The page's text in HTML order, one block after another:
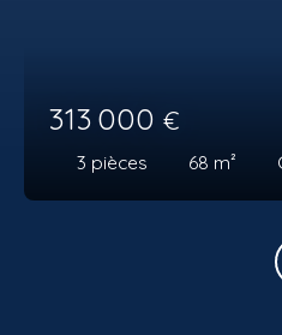
313 000 €
3 pièces 68 m²